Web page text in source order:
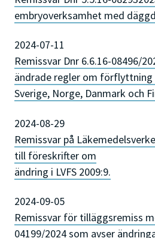
embryoverksamhet med
2024-07-11
Remissvar Dnr 6.6.16-08496/
ändrade regler om förflyttning
Sverige, Norge, Danmark och
2024-08-29
Remissvar på
till föreskrifter om
ändring i LVFS 2009:9.
2024-09-05
Remissvar för tilläggsremiss
04199/2024 som avser